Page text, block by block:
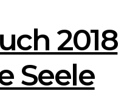
2018
Seele